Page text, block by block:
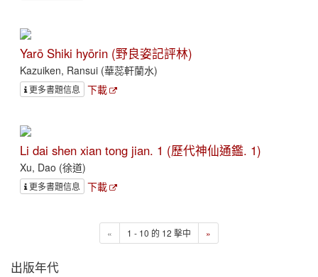
Yarō Shiki hyōrin (野良姿記評林)
Kazuiken, Ransui (華蕊軒蘭水)
更多書題信息 下載
Li dai shen xian tong jian. 1 (歷代神仙通鑑. 1)
Xu, Dao (徐道)
更多書題信息 下載
« 1 - 10 的 12 擊中 »
出版年代